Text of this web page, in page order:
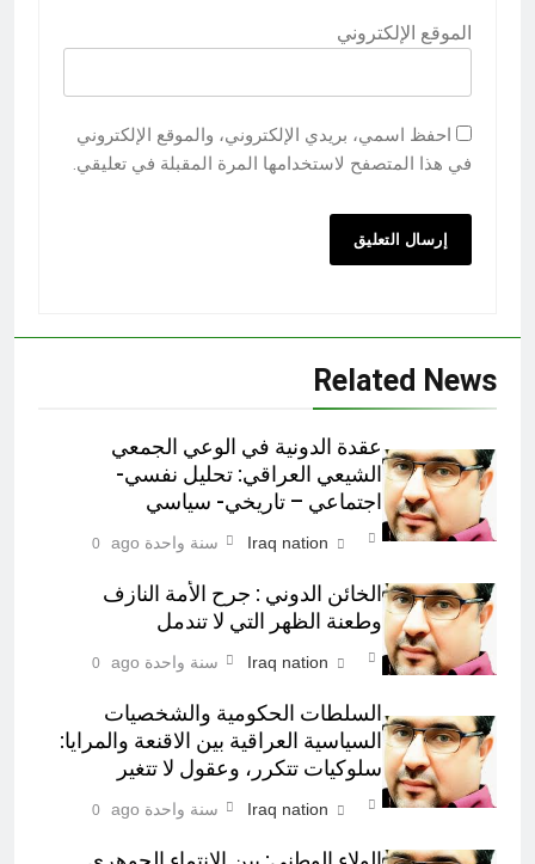
الموقع الإلكتروني
احفظ اسمي، بريدي الإلكتروني، والموقع الإلكتروني
في هذا المتصفح لاستخدامها المرة المقبلة في تعليقي.
Related News
عقدة الدونية في الوعي الجمعي
الشيعي العراقي: تحليل نفسي-
اجتماعي – تاريخي- سياسي
Iraq nation سنة واحدة ago 0
الخائن الدوني : جرح الأمة النازف
وطعنة الظهر التي لا تندمل
Iraq nation سنة واحدة ago 0
السلطات الحكومية والشخصيات
السياسية العراقية بين الاقنعة والمرايا:
سلوكيات تتكرر، وعقول لا تتغير
Iraq nation سنة واحدة ago 0